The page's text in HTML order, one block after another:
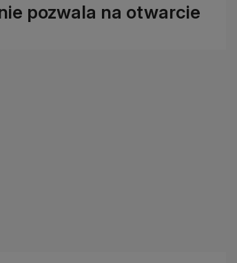
pozwala na otwarcie